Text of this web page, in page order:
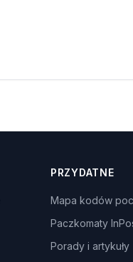
PRZYDATNE
Mapa kodów
Paczkomaty
Porady i artykuły